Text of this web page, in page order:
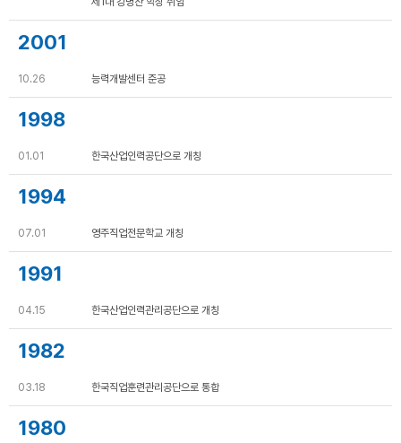
2001
10.26 능력개발센터 준공
1998
01.01 한국산업인력공단으로 개칭
1994
07.01 영주직업전문학교 개칭
1991
04.15 한국산업인력관리공단으로 개칭
1982
03.18 한국직업훈련관리공단으로 통합
1980